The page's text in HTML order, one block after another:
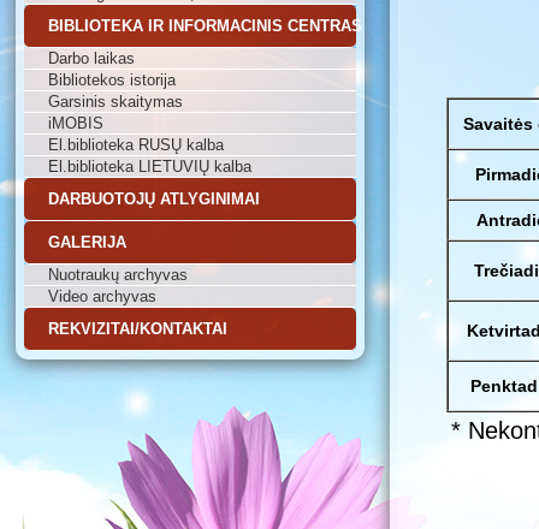
BIBLIOTEKA IR INFORMACINIS CENTRAS
Darbo laikas
Bibliotekos istorija
Garsinis skaitymas
iMOBIS
El.biblioteka RUSŲ kalba
El.biblioteka LIETUVIŲ kalba
DARBUOTOJŲ ATLYGINIMAI
GALERIJA
Nuotraukų archyvas
Video archyvas
REKVIZITAI/KONTAKTAI
Savaitės
*